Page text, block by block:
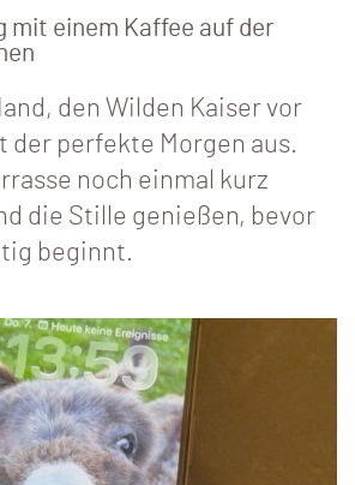
mit einem Kaffee auf der
den Wilden Kaiser vor
der perfekte Morgen aus.
noch einmal kurz
die Stille genießen, bevor
beginnt.